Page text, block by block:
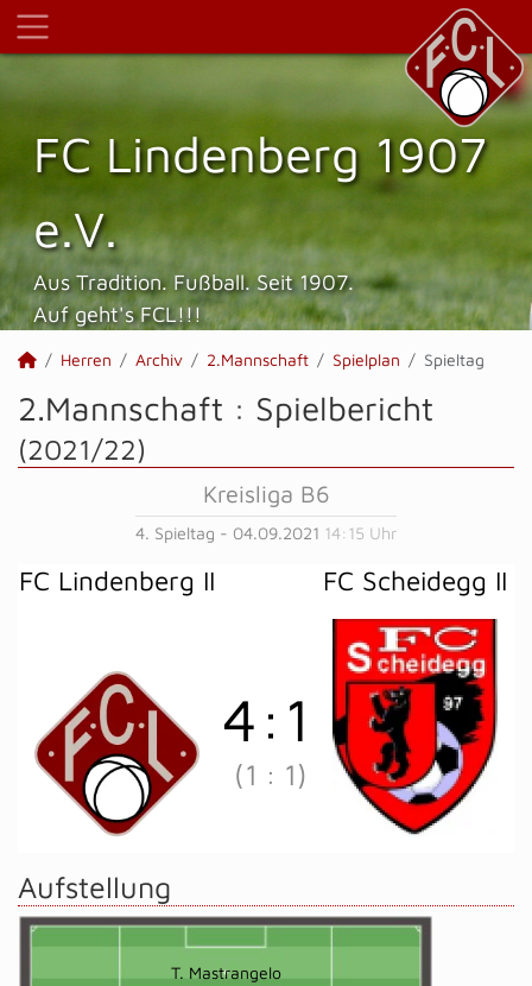
FC Lindenberg 1907
e.V.
Aus Tradition. Fußball. Seit 1907.
Auf geht's FCL!!!
Herren Archiv 2.Mannschaft Spielplan Spieltag
2.Mannschaft : Spielbericht
(2021/22)
Kreisliga B6
4. Spieltag - 04.09.2021 14:15 Uhr
FC Lindenberg II FC Scheidegg II
4 : 1
(1 : 1)
Aufstellung
T. Mastrangelo